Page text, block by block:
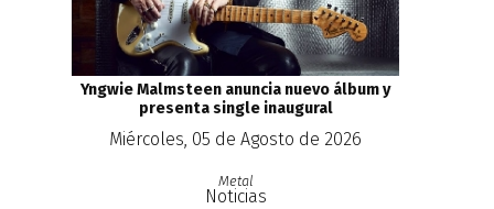
Yngwie Malmsteen anuncia nuevo álbum y
presenta single inaugural
Miércoles, 05 de Agosto de 2026
Metal
Noticias